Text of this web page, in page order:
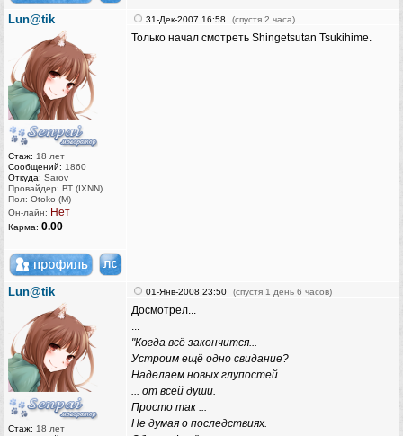
Lun@tik
Стаж: 18 лет
Сообщений: 1860
Откуда: Sarov
Провайдер: ВТ (IXNN)
Пол: Otoko (M)
Он-лайн: Нет
Карма: 0.00
31-Дек-2007 16:58 (спустя 2 часа)
Только начал смотреть Shingetsutan Tsukihime.
Lun@tik
Стаж: 18 лет
01-Янв-2008 23:50 (спустя 1 день 6 часов)
Досмотрел...
...
"Когда всё закончится...
Устроим ещё одно свидание?
Наделаем новых глупостей ...
... от всей души.
Просто так ...
Не думая о последствиях.